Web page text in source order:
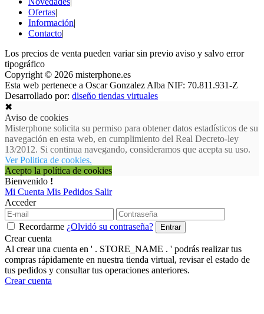
Ofertas|
Información|
Contacto|
Los precios de venta pueden variar sin previo aviso y salvo error
tipográfico
Copyright © 2026 misterphone.es
Esta web pertenece a Oscar Gonzalez Alba NIF: 70.811.931-Z
Desarrollado por: diseño tiendas virtuales
✖
Aviso de cookies
Misterphone solicita su permiso para obtener datos estadísticos de su
navegación en esta web, en cumplimiento del Real Decreto-ley
13/2012. Si continua navegando, consideramos que acepta su uso.
Ver Politica de cookies.
Acepto la política de cookies
Bienvenido !
Mi Cuenta Mis Pedidos Salir
Acceder
Recordarme ¿Olvidó su contraseña?
Crear cuenta
Al crear una cuenta en ' . STORE_NAME . ' podrás realizar tus
compras rápidamente en nuestra tienda virtual, revisar el estado de
tus pedidos y consultar tus operaciones anteriores.
Crear cuenta